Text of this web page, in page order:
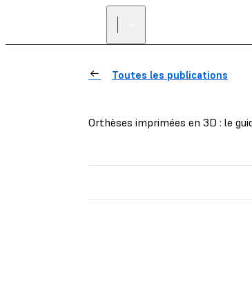
Toutes les publications
Orthèses imprimées en 3D : le